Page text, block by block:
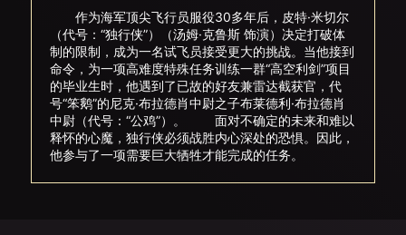
作为海军顶尖飞行员服役30多年后，皮特·米切尔
（代号：“独行侠”）（汤姆·克鲁斯 饰演）决定打破体
制的限制，成为一名试飞员接受更大的挑战。当他接到
命令，为一项高难度特殊任务训练一群“高空利剑”项目
的毕业生时，他遇到了已故的好友兼雷达截获官，代
号“笨鹅”的尼克·布拉德肖中尉之子布莱德利·布拉德肖
中尉（代号：“公鸡”）。 面对不确定的未来和难以
释怀的心魔，独行侠必须战胜内心深处的恐惧。因此，
他参与了一项需要巨大牺牲才能完成的任务。